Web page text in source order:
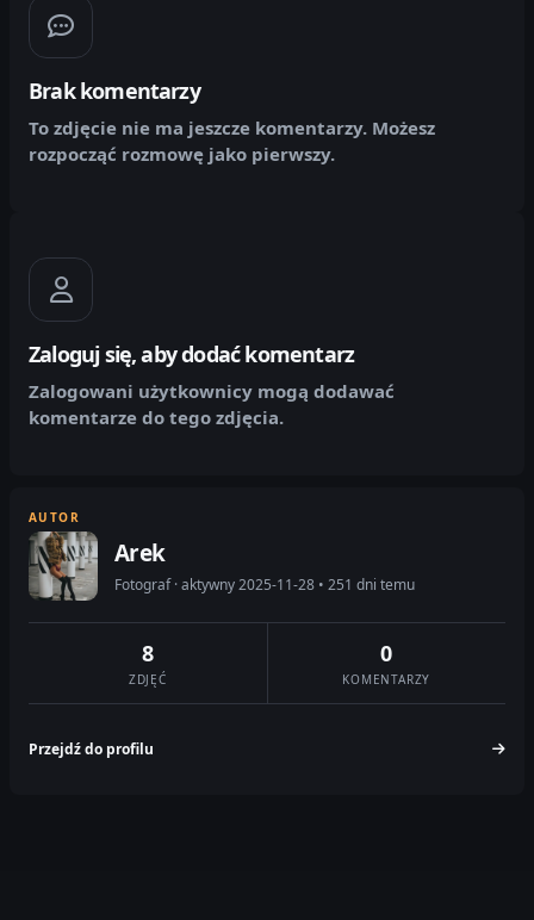
Brak komentarzy
To zdjęcie nie ma jeszcze komentarzy. Możesz
rozpocząć rozmowę jako pierwszy.
Zaloguj się, aby dodać komentarz
Zalogowani użytkownicy mogą dodawać
komentarze do tego zdjęcia.
AUTOR
Arek
Fotograf · aktywny 2025-11-28 • 251 dni temu
8
ZDJĘĆ
0
KOMENTARZY
Przejdź do profilu